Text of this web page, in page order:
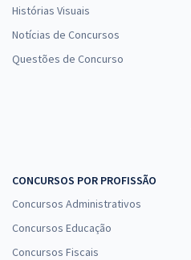
Histórias Visuais
Notícias de Concursos
Questões de Concurso
CONCURSOS POR PROFISSÃO
Concursos Administrativos
Concursos Educação
Concursos Fiscais